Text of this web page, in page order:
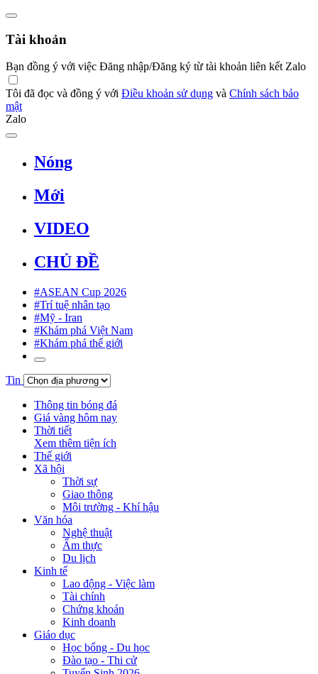
Tài khoản
Bạn đồng ý với việc Đăng nhập/Đăng ký từ tài khoản liên kết Zalo
Tôi đã đọc và đồng ý với Điều khoản sử dụng và Chính sách bảo
mật
Zalo
Nóng
Mới
VIDEO
CHỦ ĐỀ
#ASEAN Cup 2026
#Trí tuệ nhân tạo
#Mỹ - Iran
#Khám phá Việt Nam
#Khám phá thế giới
Tin
Thông tin bóng đá
Giá vàng hôm nay
Thời tiết
Xem thêm tiện ích
Thế giới
Xã hội
Thời sự
Giao thông
Môi trường - Khí hậu
Văn hóa
Nghệ thuật
Ẩm thực
Du lịch
Kinh tế
Lao động - Việc làm
Tài chính
Chứng khoán
Kinh doanh
Giáo dục
Học bổng - Du học
Đào tạo - Thi cử